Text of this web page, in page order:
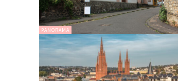
PANORAMA